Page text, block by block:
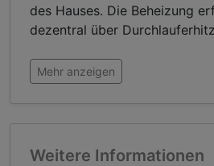
des Hauses. Die Beheizung
dezentral über
Mehr anzeigen
Weitere Informationen